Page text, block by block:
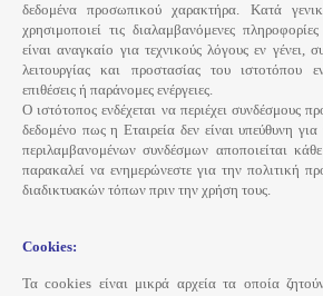
δεδομένα προσωπικού χαρακτήρα. Κατά
χρησιμοποιεί τις διαλαμβανόμενες
είναι αναγκαίο για τεχνικούς λόγους εν γένει,
λειτουργίας και προστασίας του ιστοτόπου
επιθέσεις ή παράνομες ενέργειες.
Ο ιστότοπος ενδέχεται να περιέχει συνδέσμους
δεδομένο πως η Εταιρεία δεν είναι υπεύθυνη
περιλαμβανομένων συνδέσμων αποποιείται
παρακαλεί να ενημερώνεστε για την πολιτική
διαδικτυακών τόπων πριν την χρήση τους.
Cookies:
Τα cookies είναι μικρά αρχεία τα οποία